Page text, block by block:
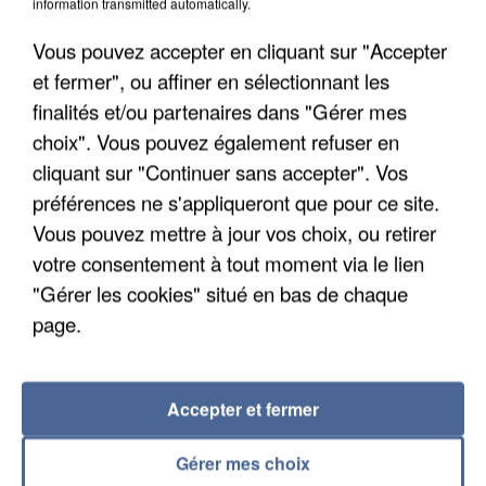
UNE TOURISTE DE L’OISE EMPORTÉE PAR UNE
COULÉE DE BOUE EN HAUTE-SAVOIE
Vous pouvez accepter en cliquant sur "Accepter
et fermer", ou affiner en sélectionnant les
finalités et/ou partenaires dans "Gérer mes
choix". Vous pouvez également refuser en
cliquant sur "Continuer sans accepter". Vos
préférences ne s'appliqueront que pour ce site.
Vous pouvez mettre à jour vos choix, ou retirer
votre consentement à tout moment via le lien
"Gérer les cookies" situé en bas de chaque
page.
Gérer mes choix
Accepter et fermer